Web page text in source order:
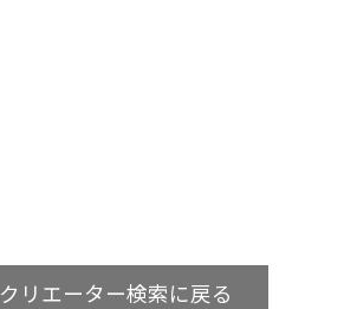
クリエーター検索に戻る